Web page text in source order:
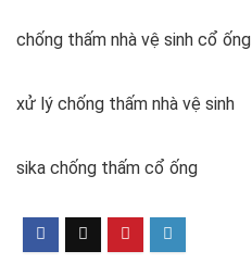
chống thấm nhà vệ sinh cổ ống
xử lý chống thấm nhà vệ sinh
sika chống thấm cổ ống